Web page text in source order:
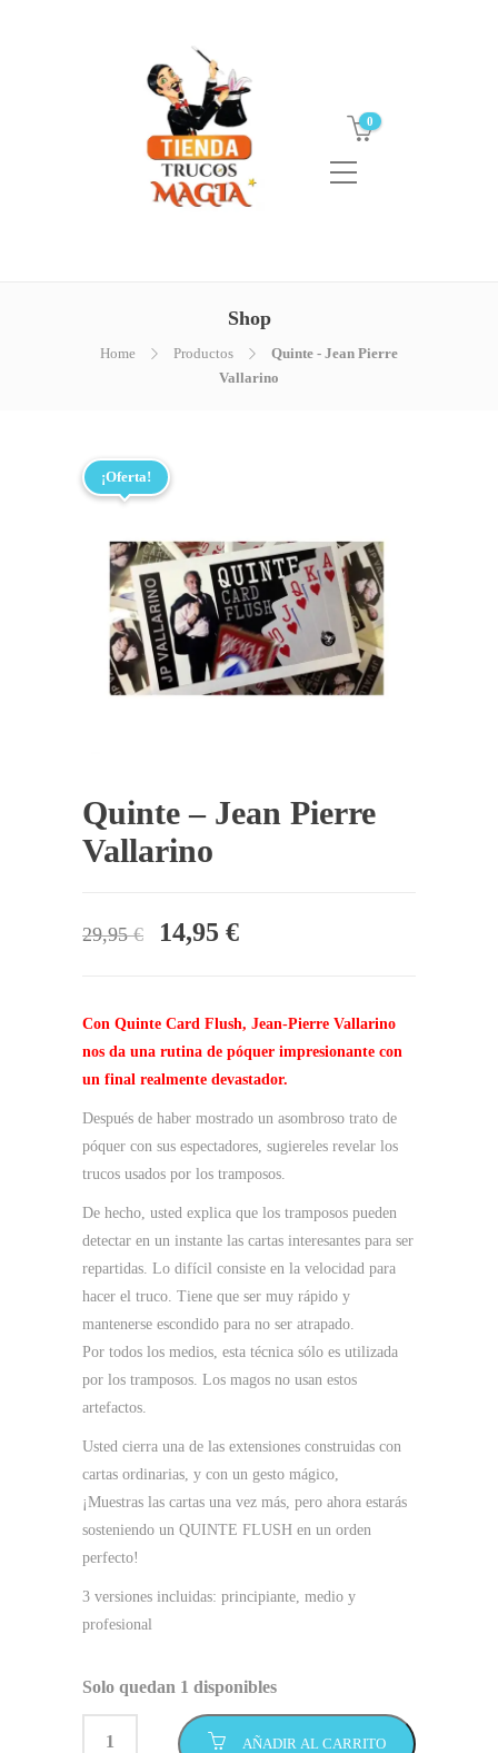
0
Shop
Home Productos
Quinte - Jean Pierre
Vallarino
¡Oferta!
Quinte – Jean Pierre
Vallarino
29,95€
El
era:
29,95 €.
14,95 €El
es:
14,95 €.
Con Quinte Card Flush, Jean-Pierre Vallarino
nos da una rutina de póquer impresionante con
un final realmente devastador.
Después de haber mostrado un asombroso trato de
póquer con sus espectadores, sugiereles revelar los
trucos usados por los tramposos.
De hecho, usted explica que los tramposos pueden
detectar en un instante las cartas interesantes para ser
repartidas. Lo difícil consiste en la velocidad para
hacer el truco. Tiene que ser muy rápido y
mantenerse escondido para no ser atrapado.
Por todos los medios, esta técnica sólo es utilizada
por los tramposos. Los magos no usan estos
artefactos.
Usted cierra una de las extensiones construidas con
cartas ordinarias, y con un gesto mágico,
¡Muestras las cartas una vez más, pero ahora estarás
sosteniendo un QUINTE FLUSH en un orden
perfecto!
3 versiones incluidas: principiante, medio y
profesional
Solo quedan 1 disponibles
AÑADIR AL CARRITO